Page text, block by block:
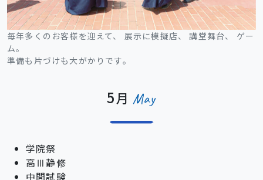
毎年多くのお客様を迎えて、 展示に模擬店、 講堂舞台、 ゲー
ム。
準備も片づけも大がかりです。
5 月 May
学院祭
高Ⅲ静修
中間試験